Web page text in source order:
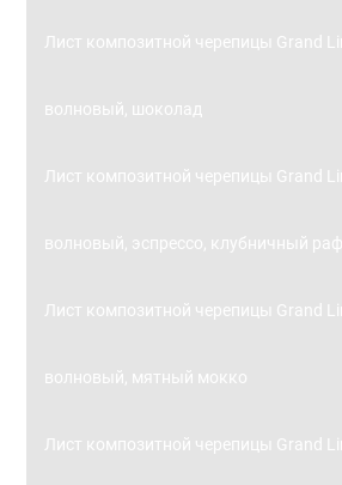
Лист композитной черепицы Grand
волновый, шоколад
Лист композитной черепицы Grand
волновый, эспрессо, клубничный раф
Лист композитной черепицы Grand
волновый, мятный мокко
Лист композитной черепицы Grand